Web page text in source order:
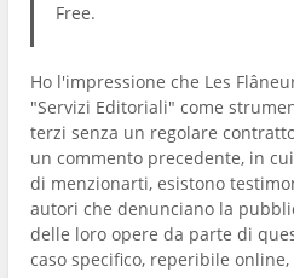
Free.
Ho l'impressione che Les
"Servizi Editoriali" come
terzi senza un regolare
un commento precedente, in
di menzionarti, esistono
autori che denunciano la
delle loro opere da parte di
caso specifico, reperibile